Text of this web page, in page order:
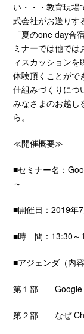
い・・・教育現場
式会社がお送りす
「夏のone day合
ミナーでは他で
ィスカッション
体験頂くことがで
仕組みづくりにつ
みなさまのお越し
ら。
≪開催概要≫
■セミナー名：
～
■開催日：2019年
■時 間：13:30～
■アジェンダ（内
第１部 Google
第２部 なぜ